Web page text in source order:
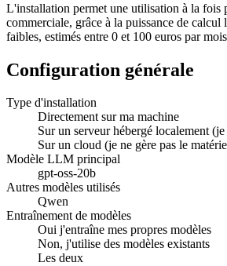
L'installation permet une utilisation à la fois
commerciale, grâce à la puissance de
faibles, estimés entre 0 et 100 euros par
Configuration générale
Type d'installation
Directement sur ma machine
Sur un serveur hébergé localement
Sur un cloud (je ne gère pas le
Modèle LLM principal
gpt-oss-20b
Autres modèles utilisés
Qwen
Entraînement de modèles
Oui j'entraîne mes propres modèles
Non, j'utilise des modèles existants
Les deux